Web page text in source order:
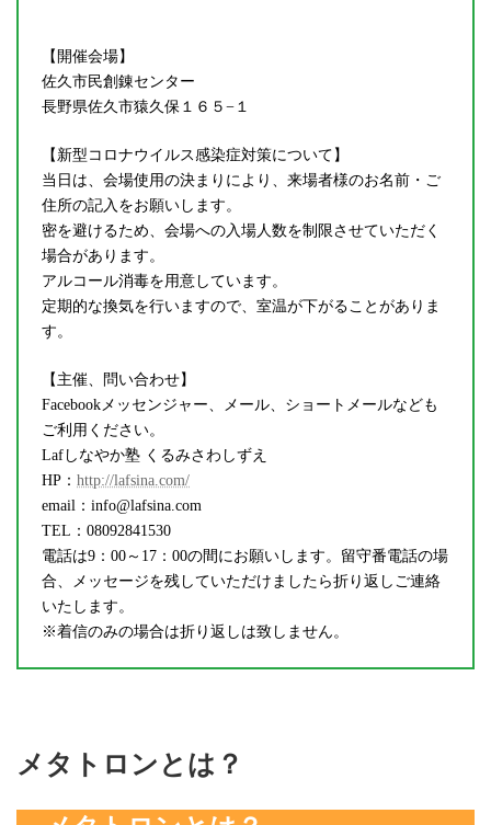
【開催会場】
佐久市民創錬センター
長野県佐久市猿久保１６５−１
【新型コロナウイルス感染症対策について】
当日は、会場使用の決まりにより、来場者様のお名前・ご
住所の記入をお願いします。
密を避けるため、会場への入場人数を制限させていただく
場合があります。
アルコール消毒を用意しています。
定期的な換気を行いますので、室温が下がることがありま
す。
【主催、問い合わせ】
Facebookメッセンジャー、メール、ショートメールなども
ご利用ください。
Lafしなやか塾 くるみさわしずえ
HP： http://lafsina.com/
email：info@lafsina.com
TEL：08092841530
電話は9：00～17：00の間にお願いします。留守番電話の場
合、メッセージを残していただけましたら折り返しご連絡
いたします。
※着信のみの場合は折り返しは致しません。
メタトロンとは？